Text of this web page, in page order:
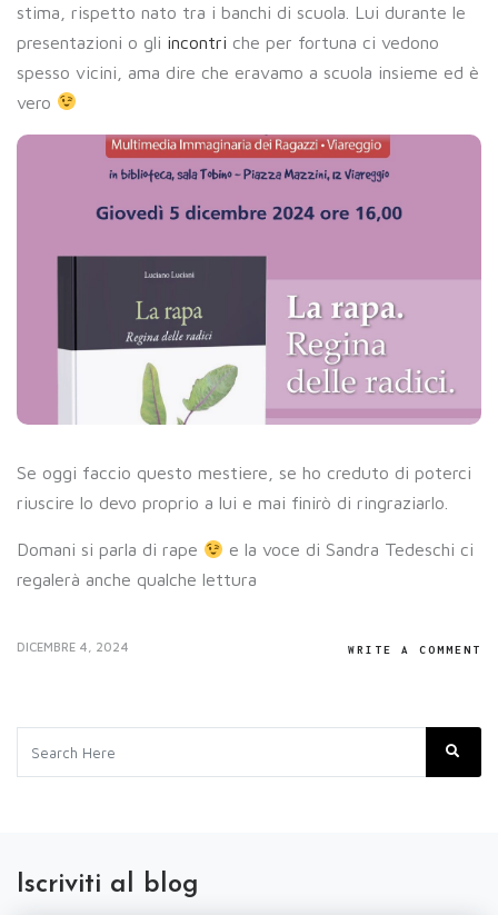
stima, rispetto nato tra i banchi di scuola. Lui durante le
presentazioni o gli incontri che per fortuna ci vedono
spesso vicini, ama dire che eravamo a scuola insieme ed è
vero
Se oggi faccio questo mestiere, se ho creduto di poterci
riuscire lo devo proprio a lui e mai finirò di ringraziarlo.
Domani si parla di rape
e la voce di Sandra Tedeschi ci
regalerà anche qualche lettura
DICEMBRE 4, 2024 WRITE A COMMENT
Iscriviti al blog